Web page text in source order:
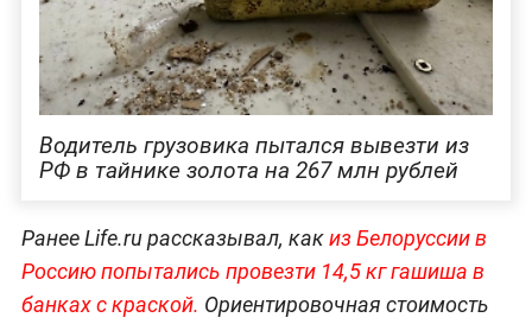
Водитель грузовика пытался вывезти из
РФ в тайнике золота на 267 млн рублей
Ранее Life.ru рассказывал, какиз Белоруссии в
Россию попытались провезти 14,5 кг гашиша в
банках с краской. Ориентировочная стоимость